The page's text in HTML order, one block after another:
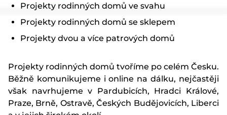
Projekty rodinných domů ve svahu
Projekty rodinných domů se sklepem
Projekty dvou a více patrových domů
Projekty rodinných domů tvoříme po celém Česku.
Běžně komunikujeme i online na dálku, nejčastěji
však navrhujeme v Pardubicích, Hradci Králové,
Praze, Brně, Ostravě, Českých Budějovicích, Liberci